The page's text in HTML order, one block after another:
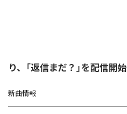
り、「返信まだ？」を配信開始
新曲情報